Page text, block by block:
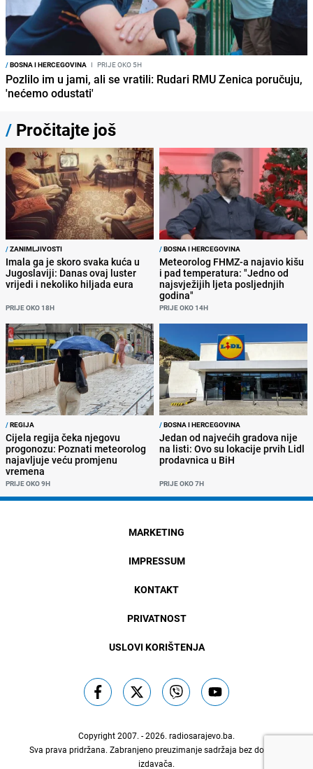
/BOSNA I HERCEGOVINA I PRIJE OKO 5H
Pozlilo im u jami, ali se vratili: Rudari RMU Zenica poručuju,
'nećemo odustati'
/ Pročitajte još
/ZANIMLJIVOSTI
Imala ga je skoro svaka kuća u
Jugoslaviji: Danas ovaj luster
vrijedi i nekoliko hiljada eura
PRIJE OKO 18H
/BOSNA I HERCEGOVINA
Meteorolog FHMZ-a najavio kišu
i pad temperatura: "Jedno od
najsvježijih ljeta posljednjih
godina"
PRIJE OKO 14H
/REGIJA
Cijela regija čeka njegovu
progonozu: Poznati meteorolog
najavljuje veću promjenu
vremena
PRIJE OKO 9H
/BOSNA I HERCEGOVINA
Jedan od najvećih gradova nije
na listi: Ovo su lokacije prvih Lidl
prodavnica u BiH
PRIJE OKO 7H
MARKETING
IMPRESSUM
KONTAKT
PRIVATNOST
USLOVI KORIŠTENJA
Copyright 2007. - 2026. radiosarajevo.ba.
Sva prava pridržana. Zabranjeno preuzimanje sadržaja bez dozvole
izdavača.